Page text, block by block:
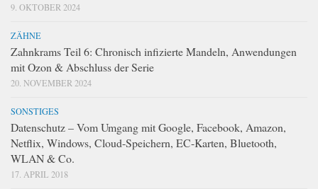
9. OKTOBER 2024
ZÄHNE
Zahnkrams Teil 6: Chronisch infizierte Mandeln, Anwendungen
mit Ozon & Abschluss der Serie
20. NOVEMBER 2024
SONSTIGES
Datenschutz – Vom Umgang mit Google, Facebook, Amazon,
Netflix, Windows, Cloud-Speichern, EC-Karten, Bluetooth,
WLAN & Co.
17. APRIL 2018